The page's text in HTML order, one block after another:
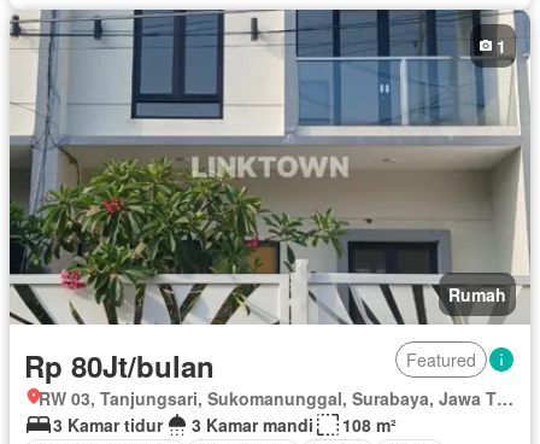
Rumah
1
Rp 80Jt/bulan
Featured
RW 03, Tanjungsari, Sukomanunggal, Surabaya, Jawa Timur
3 Kamar tidur
3 Kamar mandi
108 m²